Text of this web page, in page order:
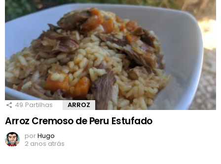
49 Partilhas ARROZ
Arroz Cremoso de Peru Estufado
porHugo
2 anos atrás